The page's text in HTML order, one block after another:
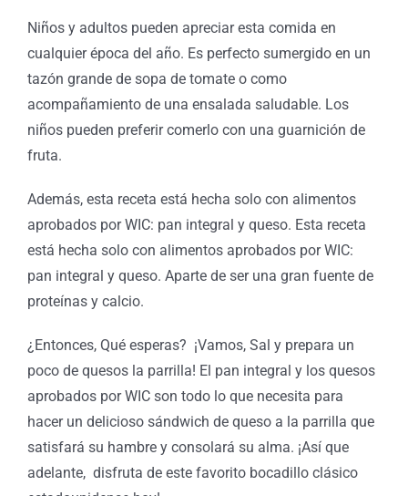
Niños y adultos pueden apreciar esta comida en
cualquier época del año. Es perfecto sumergido en un
tazón grande de sopa de tomate o como
acompañamiento de una ensalada saludable. Los
niños pueden preferir comerlo con una guarnición de
fruta.
Además, esta receta está hecha solo con alimentos
aprobados por WIC: pan integral y queso. Esta receta
está hecha solo con alimentos aprobados por WIC:
pan integral y queso. Aparte de ser una gran fuente de
proteínas y calcio.
¿Entonces, Qué esperas? ¡Vamos, Sal y prepara un
poco de quesos la parrilla! El pan integral y los quesos
aprobados por WIC son todo lo que necesita para
hacer un delicioso sándwich de queso a la parrilla que
satisfará su hambre y consolará su alma. ¡Así que
adelante, disfruta de este favorito bocadillo clásico